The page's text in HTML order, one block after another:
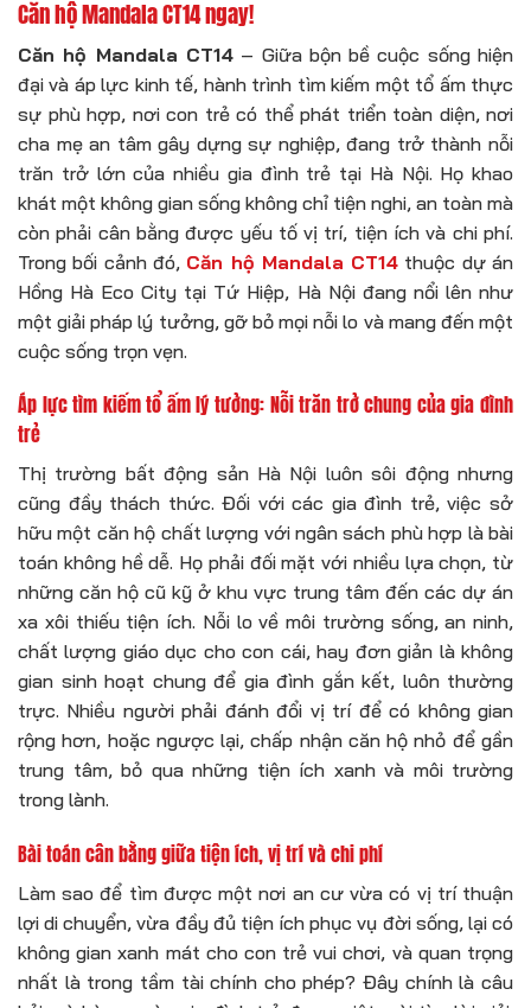
Căn hộ Mandala CT14 ngay!
Căn hộ Mandala CT14– Giữa bộn bề cuộc sống hiện
đại và áp lực kinh tế, hành trình tìm kiếm một tổ ấm thực
sự phù hợp, nơi con trẻ có thể phát triển toàn diện, nơi
cha mẹ an tâm gây dựng sự nghiệp, đang trở thành nỗi
trăn trở lớn của nhiều gia đình trẻ tại Hà Nội. Họ khao
khát một không gian sống không chỉ tiện nghi, an toàn mà
còn phải cân bằng được yếu tố vị trí, tiện ích và chi phí.
Trong bối cảnh đó, Căn hộ Mandala CT14 thuộc dự án
Hồng Hà Eco City tại Tứ Hiệp, Hà Nội đang nổi lên như
một giải pháp lý tưởng, gỡ bỏ mọi nỗi lo và mang đến một
cuộc sống trọn vẹn.
Áp lực tìm kiếm tổ ấm lý tưởng: Nỗi trăn trở chung của gia đình
trẻ
Thị trường bất động sản Hà Nội luôn sôi động nhưng
cũng đầy thách thức. Đối với các gia đình trẻ, việc sở
hữu một căn hộ chất lượng với ngân sách phù hợp là bài
toán không hề dễ. Họ phải đối mặt với nhiều lựa chọn, từ
những căn hộ cũ kỹ ở khu vực trung tâm đến các dự án
xa xôi thiếu tiện ích. Nỗi lo về môi trường sống, an ninh,
chất lượng giáo dục cho con cái, hay đơn giản là không
gian sinh hoạt chung để gia đình gắn kết, luôn thường
trực. Nhiều người phải đánh đổi vị trí để có không gian
rộng hơn, hoặc ngược lại, chấp nhận căn hộ nhỏ để gần
trung tâm, bỏ qua những tiện ích xanh và môi trường
trong lành.
Bài toán cân bằng giữa tiện ích, vị trí và chi phí
Làm sao để tìm được một nơi an cư vừa có vị trí thuận
lợi di chuyển, vừa đầy đủ tiện ích phục vụ đời sống, lại có
không gian xanh mát cho con trẻ vui chơi, và quan trọng
nhất là trong tầm tài chính cho phép? Đây chính là câu